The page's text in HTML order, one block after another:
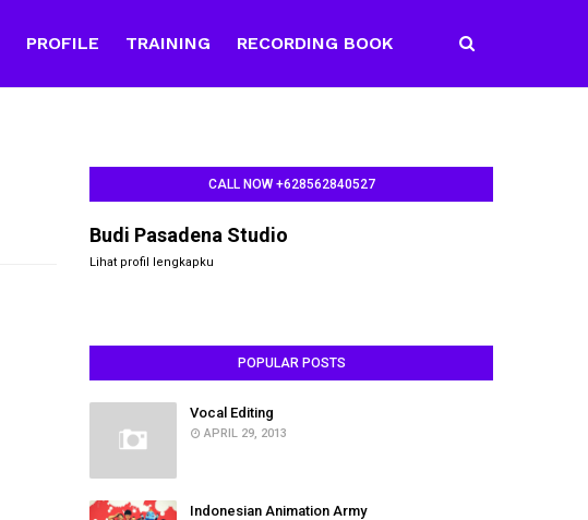
PROFILE TRAINING RECORDING BOOK
CALL NOW +628562840527
Budi Pasadena Studio
Lihat profil lengkapku
POPULAR POSTS
Vocal Editing
APRIL 29, 2013
Indonesian Animation Army